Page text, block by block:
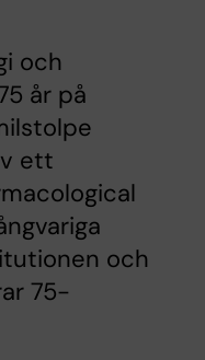
och
år på
ett
och
75-